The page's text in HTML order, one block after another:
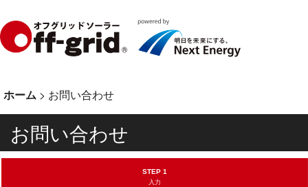
ホーム > お問い合わせ
お問い合わせ
STEP 1
入力